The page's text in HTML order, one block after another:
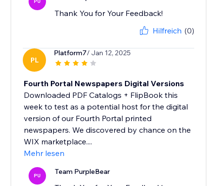
PU
Thank You for Your Feedback!
Hilfreich (0)
PL
Platform7/ Jan 12, 2025
Fourth Portal Newspapers Digital Versions
Downloaded PDF Catalogs + FlipBook this
week to test as a potential host for the digital
version of our Fourth Portal printed
newspapers. We discovered by chance on the
WIX marketplace....
Mehr lesen
PU Team PurpleBear